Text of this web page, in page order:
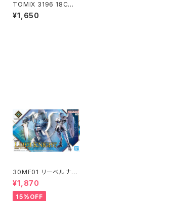
TOMIX 3196 18C形
コンテナ(3個入) Nゲー
ジ 鉄道模型（新品 在
¥1,650
30MF01 リーベルナイ
ト プラモデル（新品 在
庫品）
¥1,870
15%OFF